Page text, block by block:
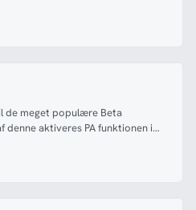
de meget populære Beta
aktiveres PA funktionen i